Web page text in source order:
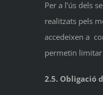
Per a l’ús dels
realitzats pels
accedeixen a
permetin limitar
2.5. Obligació